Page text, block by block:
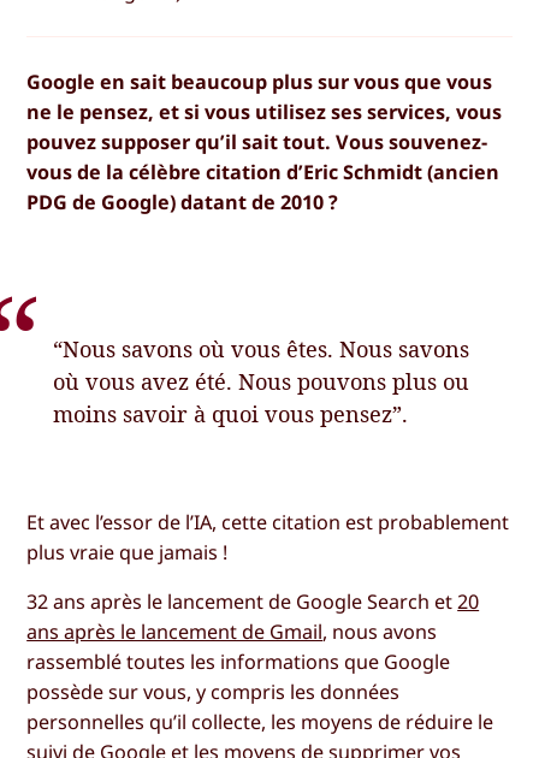
Google en sait beaucoup plus sur vous que vous
ne le pensez, et si vous utilisez ses services, vous
pouvez supposer qu’il sait tout. Vous souvenez-
vous de la célèbre citation d’Eric Schmidt (ancien
PDG de Google) datant de 2010 ?
“Nous savons où vous êtes. Nous savons
où vous avez été. Nous pouvons plus ou
moins savoir à quoi vous pensez”.
Et avec l’essor de l’IA, cette citation est probablement
plus vraie que jamais !
32 ans après le lancement de Google Search et20
ans après le lancement de Gmail, nous avons
rassemblé toutes les informations que Google
possède sur vous, y compris les données
personnelles qu’il collecte, les moyens de réduire le
suivi de Google et les moyens de supprimer vos